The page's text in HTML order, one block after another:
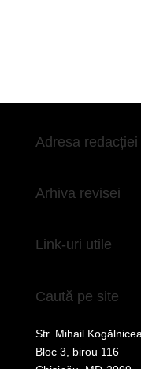
Adresa redacției
Arhiva revisei
Link-uri utile
Caută pe site
Str. Mihail
Bloc 3, birou 116